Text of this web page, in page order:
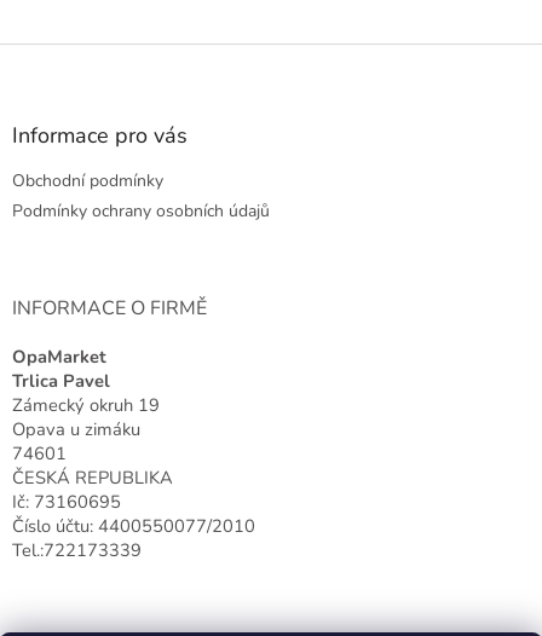
Z
Informace pro vás
Obchodní podmínky
Podmínky ochrany osobních údajů
INFORMACE O FIRMĚ
OpaMarket
Trlica Pavel
Zámecký okruh 19
Opava u zimáku
74601
ČESKÁ REPUBLIKA
Ič: 73160695
Číslo účtu: 4400550077/2010
Tel.:722173339